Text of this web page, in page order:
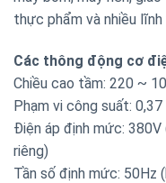
thực phẩm và nhiều
Các thông động cơ
Chiều cao tầm: 220 ~
Phạm vi công suất:
Điện áp định mức:
riêng)
Tần số định mức: 50Hz